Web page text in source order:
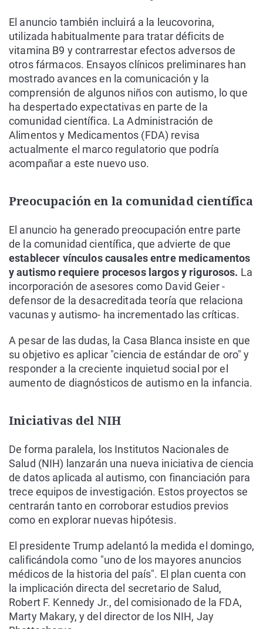
El anuncio también incluirá a la leucovorina,
utilizada habitualmente para tratar déficits de
vitamina B9 y contrarrestar efectos adversos de
otros fármacos. Ensayos clínicos preliminares han
mostrado avances en la comunicación y la
comprensión de algunos niños con autismo, lo que
ha despertado expectativas en parte de la
comunidad científica. La Administración de
Alimentos y Medicamentos (FDA) revisa
actualmente el marco regulatorio que podría
acompañar a este nuevo uso.
Preocupación en la comunidad científica
El anuncio ha generado preocupación entre parte
de la comunidad científica, que advierte de que
establecer vínculos causales entre medicamentos
y autismo requiere procesos largos y rigurosos. La
incorporación de asesores como David Geier -
defensor de la desacreditada teoría que relaciona
vacunas y autismo- ha incrementado las críticas.
A pesar de las dudas, la Casa Blanca insiste en que
su objetivo es aplicar "ciencia de estándar de oro" y
responder a la creciente inquietud social por el
aumento de diagnósticos de autismo en la infancia.
Iniciativas del NIH
De forma paralela, los Institutos Nacionales de
Salud (NIH) lanzarán una nueva iniciativa de ciencia
de datos aplicada al autismo, con financiación para
trece equipos de investigación. Estos proyectos se
centrarán tanto en corroborar estudios previos
como en explorar nuevas hipótesis.
El presidente Trump adelantó la medida el domingo,
calificándola como "uno de los mayores anuncios
médicos de la historia del país". El plan cuenta con
la implicación directa del secretario de Salud,
Robert F. Kennedy Jr., del comisionado de la FDA,
Marty Makary, y del director de los NIH, Jay